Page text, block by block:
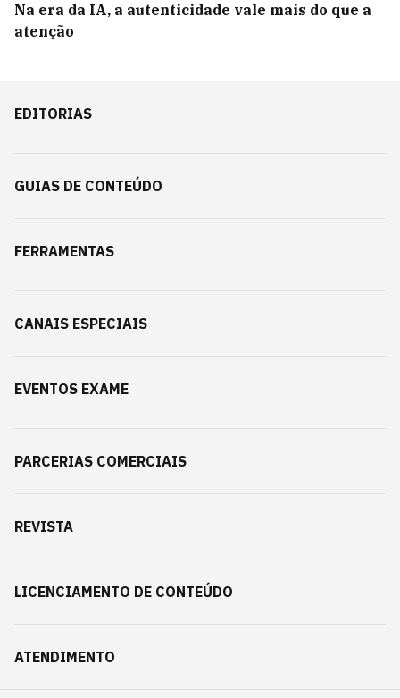
Na era da IA, a autenticidade vale mais do que a
atenção
EDITORIAS
GUIAS DE CONTEÚDO
FERRAMENTAS
CANAIS ESPECIAIS
EVENTOS EXAME
PARCERIAS COMERCIAIS
REVISTA
LICENCIAMENTO DE CONTEÚDO
ATENDIMENTO